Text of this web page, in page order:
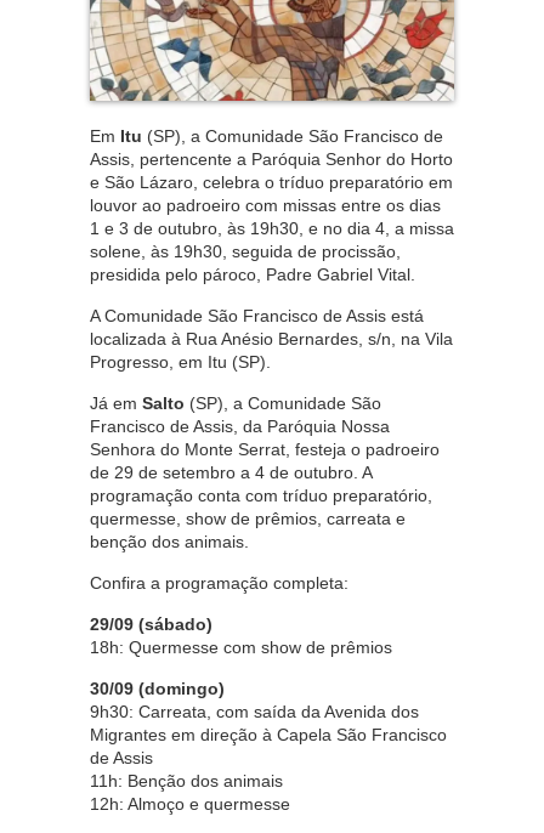
Em Itu (SP), a Comunidade São Francisco de
Assis, pertencente a Paróquia Senhor do Horto
e São Lázaro, celebra o tríduo preparatório em
louvor ao padroeiro com missas entre os dias
1 e 3 de outubro, às 19h30, e no dia 4, a missa
solene, às 19h30, seguida de procissão,
presidida pelo pároco, Padre Gabriel Vital.
A Comunidade São Francisco de Assis está
localizada à Rua Anésio Bernardes, s/n, na Vila
Progresso, em Itu (SP).
Já em Salto (SP), a Comunidade São
Francisco de Assis, da Paróquia Nossa
Senhora do Monte Serrat, festeja o padroeiro
de 29 de setembro a 4 de outubro. A
programação conta com tríduo preparatório,
quermesse, show de prêmios, carreata e
benção dos animais.
Confira a programação completa:
29/09 (sábado)
18h: Quermesse com show de prêmios
30/09 (domingo)
9h30: Carreata, com saída da Avenida dos
Migrantes em direção à Capela São Francisco
de Assis
11h: Benção dos animais
12h: Almoço e quermesse